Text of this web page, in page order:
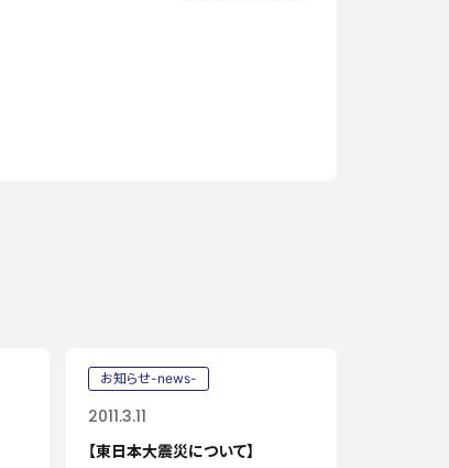
お知らせ-news-
2011.3.11
【東日本大震災について】